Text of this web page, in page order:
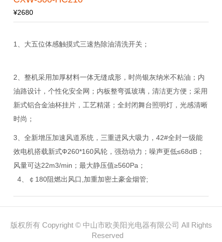
¥2680
1、大五位体感触摸式三速热除油清洗开关；
2、整机采用加厚材料一体无缝成形，时尚银灰纳米不粘油；内
油路设计，个性化安全网；内板整弯弧玻璃，清洁更方便；采用
新式铝合金油杯挂片，工艺精湛；全封闭舞台照明灯，光感清晰
时尚；
3、全新增压加速风道系统，三重进风大吸力，42#全封一级能
效电机搭载新式Ф260*160风轮，强劲动力；噪声更低≤68dB；
风量可达22m3/min；最大静压值≥560Pa；
4、￠180阻燃出风口,加重加密土豪金烟管;
版权所有 Copyright © 中山市欧美阳光电器有限公司 All Rights
Reserved